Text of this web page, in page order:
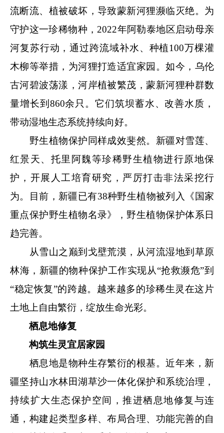
流断流、植被破坏，导致蒙新河狸濒临灭绝。为
守护这一珍稀物种，2022年阿勒泰地区启动母亲
河复苏行动，通过跨流域补水、种植100万棵灌
木柳等举措，为河狸打造适宜家园。如今，乌伦
古河碧波荡漾，河岸植被繁茂，蒙新河狸种群数
量增长到860余只。它们筑坝蓄水、改善水质，
带动湿地生态系统持续向好。
野生植物保护同样成效斐然。新疆对雪莲、
红景天、托里阿魏等珍稀野生植物进行原地保
护，开展人工培育研究，严厉打击非法采挖行
为。目前，新疆已有38种野生植物被列入《国家
重点保护野生植物名录》，野生植物保护体系日
趋完善。
从雪山之巅到戈壁荒漠，从河流湿地到草原
林海，新疆的物种保护工作实现从“抢救濒危”到
“稳定恢复”的跨越。越来越多的珍稀生灵在这片
土地上自由繁衍，绽放生命光彩。
栖息地修复
构筑生灵宜居家园
栖息地是物种生存繁衍的根基。近年来，新
疆坚持山水林田湖草沙一体化保护和系统治理，
持续扩大生态保护空间，推进栖息地修复与连
通，构建起类型多样、布局合理、功能完善的自